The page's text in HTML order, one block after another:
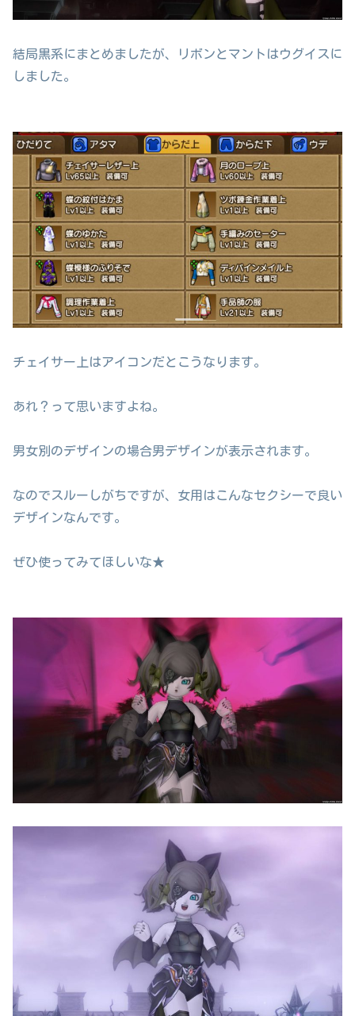
結局黒系にまとめましたが、リボンとマントはウグイスに
しました。
チェイサー上はアイコンだとこうなります。
あれ？って思いますよね。
男女別のデザインの場合男デザインが表示されます。
なのでスルーしがちですが、女用はこんなセクシーで良い
デザインなんです。
ぜひ使ってみてほしいな★